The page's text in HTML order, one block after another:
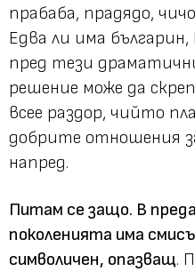
прабаба, прадядо,
Едва ли има
пред тези
решение може да
всее раздор, чийто
добрите отношения
напред.
Питам се защо. В
поколенията има
символичен, опазващ.